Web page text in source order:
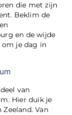
die met zijn
Beklim de
en de wijde
om je dag in
van
Hier duik je
Van